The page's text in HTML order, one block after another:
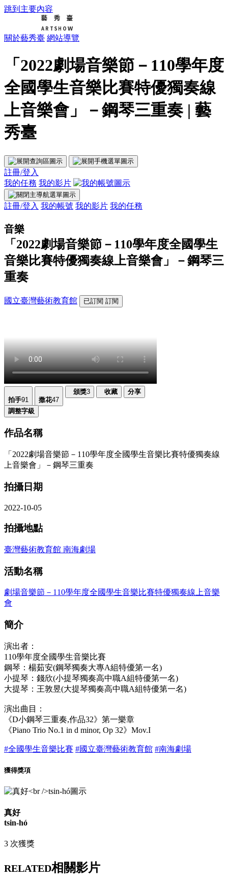
跳到主要內容
關於藝秀臺 網站導覽
「2022劇場音樂節－110學年度
全國學生音樂比賽特優獨奏線
上音樂會」－鋼琴三重奏 | 藝
秀臺
註冊/登入
我的任務 我的影片
註冊/登入 我的帳號 我的影片 我的任務
音樂
「2022劇場音樂節－110學年度全國學生
音樂比賽特優獨奏線上音樂會」－鋼琴三
重奏
國立臺灣藝術教育館 已訂閱 訂閱
拍手91 撒花47
頒獎3 收藏 分享
調整字級
作品名稱
「2022劇場音樂節－110學年度全國學生音樂比賽特優獨奏線
上音樂會」－鋼琴三重奏
拍攝日期
2022-10-05
拍攝地點
臺灣藝術教育館 南海劇場
活動名稱
劇場音樂節－110學年度全國學生音樂比賽特優獨奏線上音樂
會
簡介
演出者：
110學年度全國學生音樂比賽
鋼琴：楊茹安(鋼琴獨奏大專A組特優第一名)
小提琴：錢欣(小提琴獨奏高中職A組特優第一名)
大提琴：王敦昱(大提琴獨奏高中職A組特優第一名)
演出曲目：
《D小鋼琴三重奏,作品32》第一樂章
《Piano Trio No.1 in d minor, Op 32》Mov.I
#全國學生音樂比賽 #國立臺灣藝術教育館 #南海劇場
獲得獎項
真好
tsin-hó
3 次獲獎
RELATED相關影片